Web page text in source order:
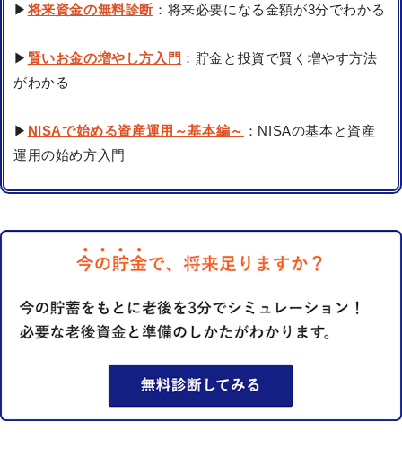
▶将来資金の無料診断 ：将来必要になる金額が3分でわかる
▶ 賢いお金の増やし方入門 ：貯金と投資で賢く増やす方法
がわかる
▶ NISAで始める資産運用～基本編～ ：NISAの基本と資産
運用の始め方入門